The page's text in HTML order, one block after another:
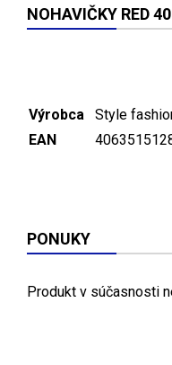
NOHAVIČKY RED 40
Výrobca
Style
EAN
PONUKY
Produkt v súčasnosti